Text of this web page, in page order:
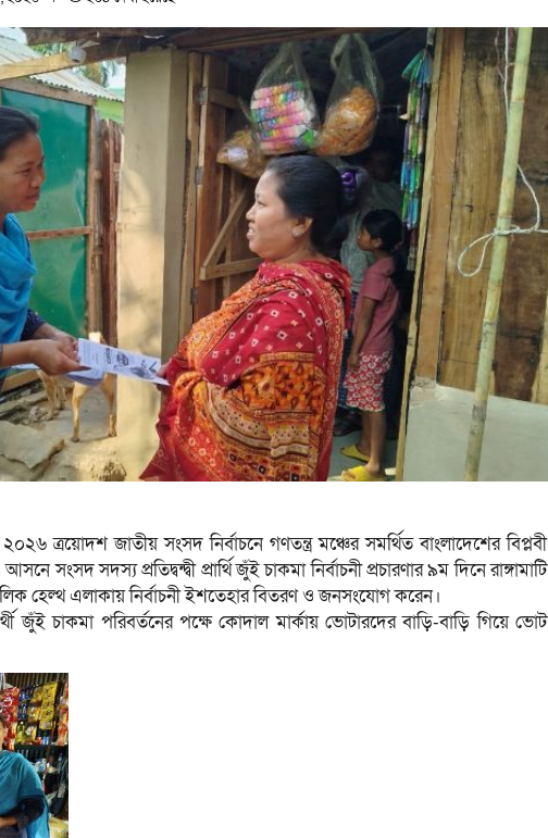
ত্রয়োদশ জাতীয় সংসদ নির্বাচনে গণতন্ত্র মঞ্চের সমর্থিত বাংলাদেশের বিপ্লবী
সংসদ সদস্য প্রতিদ্বন্দ্বী প্রার্থি জুঁই চাকমা নির্বাচনী প্রচারণার ৯ম দিনে রাঙ্গামাটি
হেল্থ এলাকায় নির্বাচনী ইশতেহার বিতরণ ও জনসংযোগ করেন।
জুঁই চাকমা পরিবর্তনের পক্ষে কোদাল মার্কায় ভোটারদের বাড়ি-বাড়ি গিয়ে ভোট